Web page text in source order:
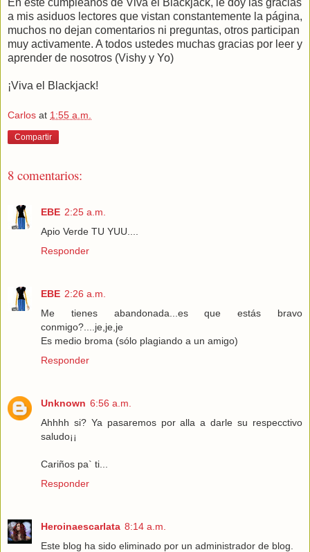
a mis asiduos lectores que vistan constantemente la página,
muchos no dejan comentarios ni preguntas, otros participan
muy activamente. A todos ustedes muchas gracias por leer y
aprender de nosotros (Vishy y Yo)
¡Viva el Blackjack!
Carlos at 1:55 a.m.
Compartir
8 comentarios:
EBE 2:25 a.m.
Apio Verde TU YUU....
Responder
EBE 2:26 a.m.
Me tienes abandonada...es que estás bravo
conmigo?....je,je,je
Es medio broma (sólo plagiando a un amigo)
Responder
Unknown 6:56 a.m.
Ahhhh si? Ya pasaremos por alla a darle su respecctivo
saludo¡¡
Cariños pa` ti...
Responder
Heroinaescarlata 8:14 a.m.
Este blog ha sido eliminado por un administrador de blog.